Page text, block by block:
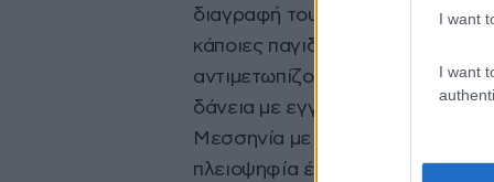
I want
I want
διαγραφή του χρέους θα πρέπει
κάποιες παγιδεύσεις και
αντιμετωπίζουμε». Ως
δάνεια με εγγύηση του
Μεσσηνία με σεισμούς
πλειοψηφία έχουν βρεθεί